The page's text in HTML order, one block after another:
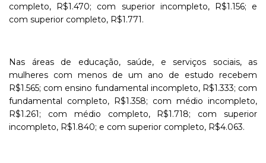
completo, R$1.470; com superior incompleto, R$1.156; e
com superior completo, R$1.771.
Nas áreas de educação, saúde, e serviços sociais, as
mulheres com menos de um ano de estudo recebem
R$1.565; com ensino fundamental incompleto, R$1.333; com
fundamental completo, R$1.358; com médio incompleto,
R$1.261; com médio completo, R$1.718; com superior
incompleto, R$1.840; e com superior completo, R$4.063.